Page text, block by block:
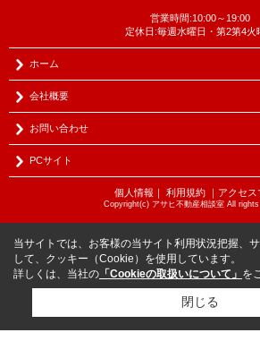
営業時間:10:00～19:00
定休日:毎週水曜日・第2第4火
ホーム
会社概要
お問い合わせ
PCサイト
個人情報 ｜ 利用規約｜ アクセス
Copyright(c) アサヒ不動産相談室 All rights
当サイトでは、お客様の当サイト利用状況把握、
して、クッキー（Cookie）を使用しています。
詳しくは、当社の 「Cookieの取扱いについて」 を
閉じる